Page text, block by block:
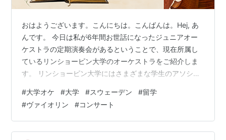
おはようございます。こんにちは。こんばんは。Hej, あ
んです。 今日は私が6年間お世話になったジュニアオー
ケストラの定期演奏会があるということで、現在所属し
ているリンショーピン大学のオーケストラをご紹介しま
す。 リンショーピン大学にはさまざまな学生のアソシエ
が、オーケストラもその一つです。同時に、音楽科の授
業でもあるようで、履修登録したら単位に反映されま
す。私は昨年は余裕がなかったので登録しませんでした
が、今年はしてみようと思っています。 多くのアソシエ
#大学オケ #大学 #スウェーデン #留学
#ヴァイオリン #コンサート